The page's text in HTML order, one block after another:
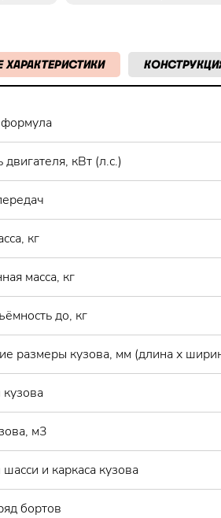
ХАРАКТЕРИСТИКИ
кВт (л.с.)
кг
масса, кг
до, кг
размеры кузова, мм (длина х
м3
и каркаса кузова
бортов